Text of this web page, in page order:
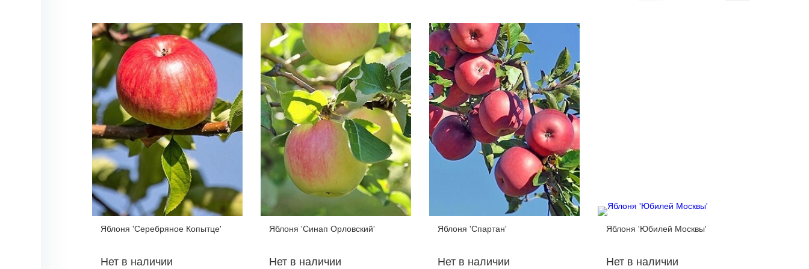
Яблоня 'Серебряное Копытце'
Нет в наличии
Яблоня 'Синап Орловский'
Нет в наличии
Яблоня 'Спартан'
Нет в наличии
Яблоня 'Юбилей Москвы'
Нет в наличии